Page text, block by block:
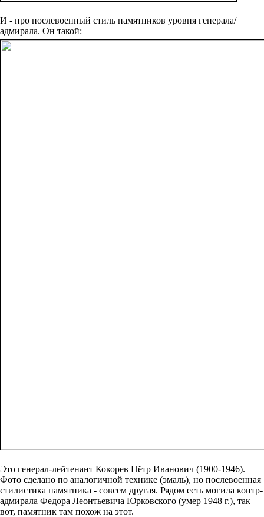
И - про послевоенный стиль памятников уровня генерала/
адмирала. Он такой:
Это генерал-лейтенант Кокорев Пётр Иванович (1900-1946).
Фото сделано по аналогичной технике (эмаль), но послевоенная
стилистика памятника - совсем другая. Рядом есть могила контр-
адмирала Федора Леонтьевича Юрковского (умер 1948 г.), так
вот, памятник там похож на этот.